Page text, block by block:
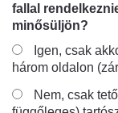
fallal
minősüljön?
Igen, csak
három oldalon
Nem, csak